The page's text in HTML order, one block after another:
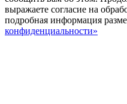
выражаете согласие на
подробная информация
конфиденциальности»